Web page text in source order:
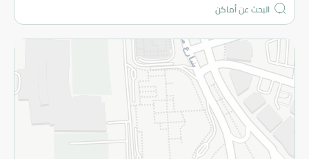
المزيد
الاسترجاع
سياسة الاستخدام
سياسة الخصوصية
قم بالتسجيل للنشرة